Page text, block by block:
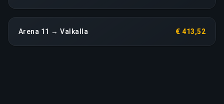
Arena 11 → Valkalla € 413,52